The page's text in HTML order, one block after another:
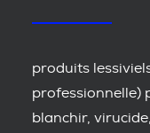
produits
professionnelle)
blanchir,